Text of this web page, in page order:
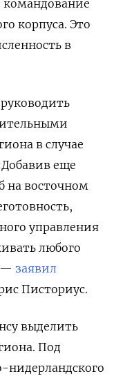
командование
корпуса. Это
в
в случае
еще
на восточном
управления
любого
— заявил
Писториус.
выделить
Под
нидерландского